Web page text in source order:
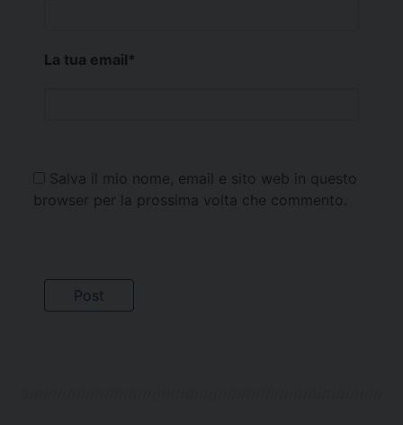
La tua email*
Salva il mio nome, email e sito web in questo
browser per la prossima volta che commento.